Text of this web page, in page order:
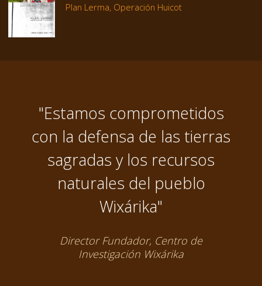
Plan Lerma, Operación Huicot
"Estamos comprometidos
con la defensa de las tierras
sagradas y los recursos
naturales del pueblo
Wixárika"
Director Fundador, Centro de
Investigación Wixárika